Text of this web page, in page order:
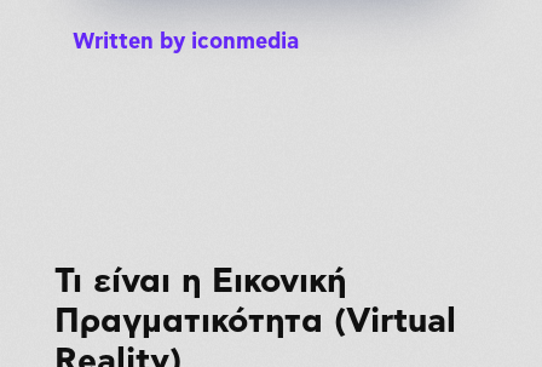
Written by iconmedia
Τι είναι η Εικονική
Πραγματικότητα (Virtual